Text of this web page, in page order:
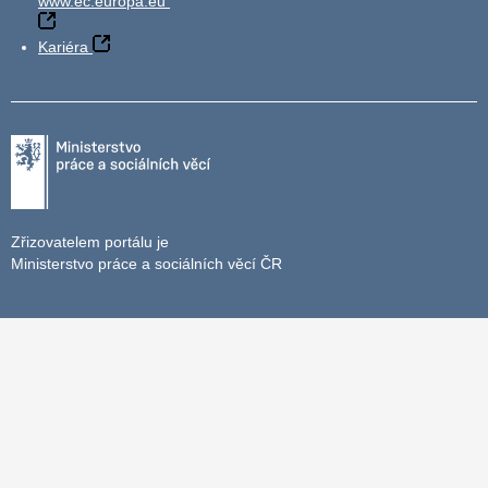
Kariéra
Zřizovatelem portálu je
Ministerstvo práce a sociálních věcí ČR